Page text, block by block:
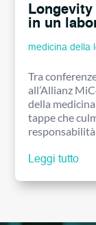
in un
medicina della
Tra
all’Allianz
della
tappe che
Leggi tutto